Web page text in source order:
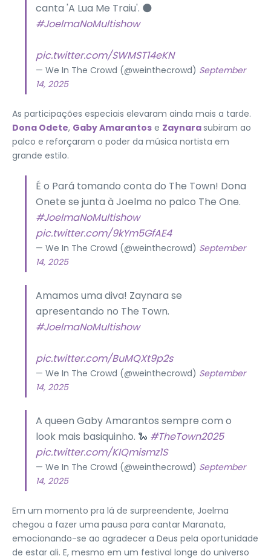
canta 'A Lua Me Traiu'. 🌑
#JoelmaNoMultishow
pic.twitter.com/SWMST14eKN
— We In The Crowd (@weinthecrowd) September
14, 2025
As participações especiais elevaram ainda mais a tarde.
Dona Odete, Gaby Amarantos e Zaynarasubiram ao
palco e reforçaram o poder da música nortista em
grande estilo.
É o Pará tomando conta do The Town! Dona
Onete se junta à Joelma no palco The One.
#JoelmaNoMultishow
pic.twitter.com/9kYm5GfAE4
— We In The Crowd (@weinthecrowd) September
14, 2025
Amamos uma diva! Zaynara se
apresentando no The Town.
#JoelmaNoMultishow
pic.twitter.com/BuMQXt9p2s
— We In The Crowd (@weinthecrowd) September
14, 2025
A queen Gaby Amarantos sempre com o
look mais basiquinho. 🐍 #TheTown2025
pic.twitter.com/KIQmismz1S
— We In The Crowd (@weinthecrowd) September
14, 2025
Em um momento pra lá de surpreendente, Joelma
chegou a fazer uma pausa para cantar Maranata,
emocionando-se ao agradecer a Deus pela oportunidade
de estar ali. E, mesmo em um festival longe do universo